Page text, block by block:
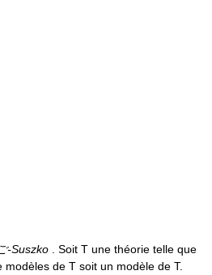
-Suszko . Soit T une théorie telle que
modèles de T soit un modèle de T.